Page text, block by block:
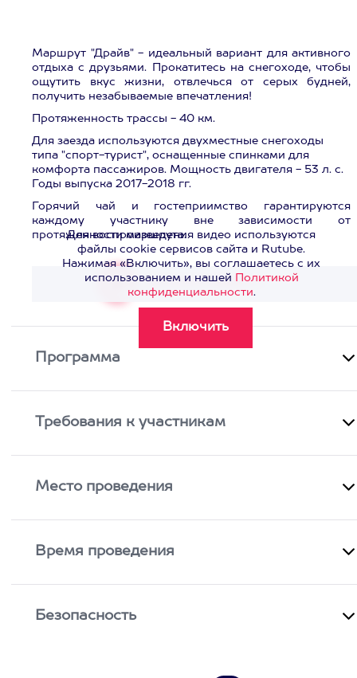
Маршрут "Драйв" - идеальный вариант для активного
отдыха с друзьями. Прокатитесь на снегоходе, чтобы
ощутить вкус жизни, отвлечься от серых будней,
получить незабываемые впечатления!
Протяженность трассы - 40 км.
Для заезда используются двухместные снегоходы
типа "cпорт-турист", оснащенные спинками для
комфорта пассажиров. Мощность двигателя - 53 л. с.
Годы выпуска 2017-2018 гг.
Горячий чай и гостеприимство гарантируются
каждому участнику вне зависимости от
протяженности маршрута.
Смотреть видео>
Для воспроизведения видео используются
файлы cookie сервисов сайта и Rutube.
Нажимая «Включить», вы соглашаетесь с их
использованием и нашей Политикой
конфиденциальности.
Программа
Требования к участникам
Место проведения
Время проведения
Безопасность